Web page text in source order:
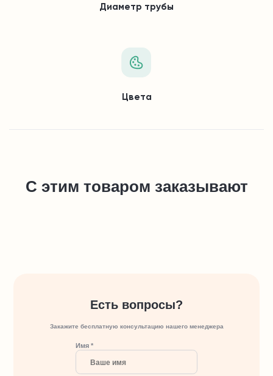
Диаметр трубы
Цвета
С этим товаром заказывают
Есть вопросы?
Закажите бесплатную консультацию нашего менеджера
Имя *